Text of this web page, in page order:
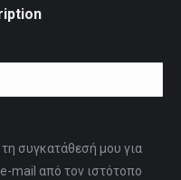
συγκατάθεσή μου για
mail από τον ιστότοπο